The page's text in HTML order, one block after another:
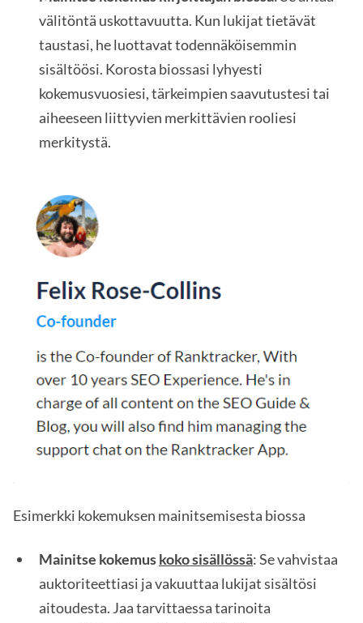
välitöntä uskottavuutta. Kun lukijat tietävät
taustasi, he luottavat todennäköisemmin
sisältöösi. Korosta biossasi lyhyesti
kokemusvuosiesi, tärkeimpien saavutustesi tai
aiheeseen liittyvien merkittävien rooliesi
merkitystä.
Esimerkki kokemuksen mainitsemisesta biossa
Mainitse kokemuskoko sisällössä: Se vahvistaa
auktoriteettiasi ja vakuuttaa lukijat sisältösi
aitoudesta. Jaa tarvittaessa tarinoita